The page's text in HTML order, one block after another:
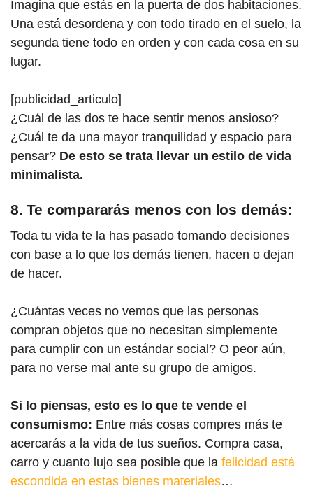
Imagina que estás en la puerta de dos habitaciones.
Una está desordena y con todo tirado en el suelo, la
segunda tiene todo en orden y con cada cosa en su
lugar.
[publicidad_articulo]
¿Cuál de las dos te hace sentir menos ansioso?
¿Cuál te da una mayor tranquilidad y espacio para
pensar? De esto se trata llevar un estilo de vida
minimalista.
8. Te compararás menos con los demás:
Toda tu vida te la has pasado tomando decisiones
con base a lo que los demás tienen, hacen o dejan
de hacer.
¿Cuántas veces no vemos que las personas
compran objetos que no necesitan simplemente
para cumplir con un estándar social? O peor aún,
para no verse mal ante su grupo de amigos.
Si lo piensas, esto es lo que te vende el
consumismo: Entre más cosas compres más te
acercarás a la vida de tus sueños. Compra casa,
carro y cuanto lujo sea posible que la felicidad está
escondida en estas bienes materiales…